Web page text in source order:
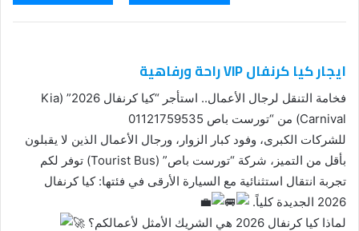
ايجار كيا كرنفال VIP راحة ورفاهية
فخامة التنقل لرجال الأعمال.. استأجر “كيا كرنفال 2026” (Kia
Carnival) من “تورست باص 01121759535
للشركات الكبرى، وفود كبار الزوار، ورجال الأعمال الذين لا يقبلون
بأقل من التميز، شركة “تورست باص” (Tourist Bus) توفر لكم
تجربة انتقال استثنائية مع السيارة الأرقى في فئتها: كيا كرنفال
2026 الجديدة كلياً.
لماذا كيا كرنفال 2026 هي الشريك الأمثل لأعمالكم؟